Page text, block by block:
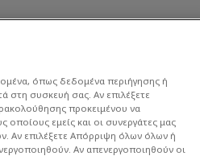
όπως δεδομένα περιήγησης ή
στη συσκευή σας. Αν επιλέξετε
προκειμένου να
εμείς και οι συνεργάτες μας
Αν επιλέξετε Απόρριψη όλων όλων ή
Αν απενεργοποιηθούν οι